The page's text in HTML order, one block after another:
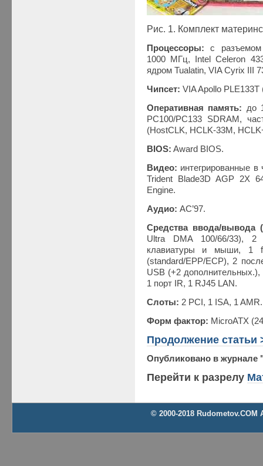
Рис. 1. Комплект
Процессоры: с
1000 МГц, Intel Celeron
ядром Tualatin, VIA Cyrix III
Чипсет: VIA Apollo PLE133T
Оперативная память: до
PC100/PC133 SDRAM,
(HostCLK, HCLK-33M,
BIOS: Award BIOS.
Видео: интегрированные
Trident Blade3D AGP 2X
Engine.
Аудио: AC’97.
Средства ввода/вывода
Ultra DMA 100/66/33), 2
клавиатуры и мыши, 1
(standard/EPP/ECP), 2
USB (+2
1 порт IR, 1 RJ45 LAN.
Слоты: 2 PCI, 1 ISA, 1 AMR.
Форм фактор: MicroATX
Продолжение статьи
Опубликовано в журнале
Перейти к разрелу
© 2000-2018